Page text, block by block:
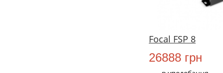
Focal FSP 8
26888 грн